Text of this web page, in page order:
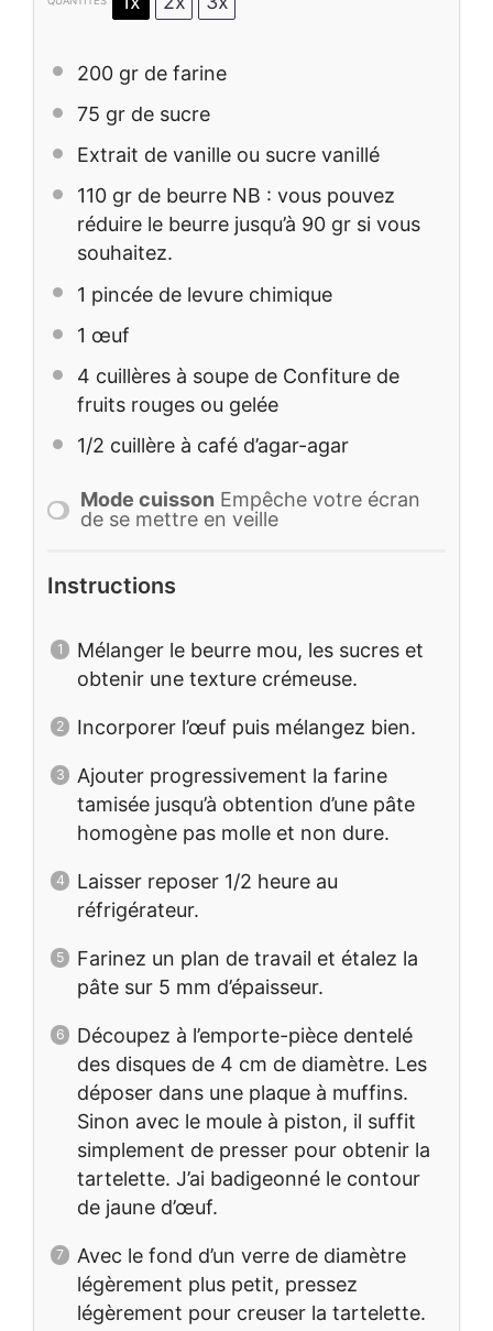
200 gr de farine
75 gr de sucre
Extrait de vanille ou sucre vanillé
110 gr de beurre NB : vous pouvez
réduire le beurre jusqu’à 90 gr si vous
souhaitez.
1 pincée de levure chimique
1 œuf
4 cuillères à soupe de Confiture de
fruits rouges ou gelée
1/2 cuillère à café d’agar-agar
Mode cuisson Empêche votre écran
de se mettre en veille
Instructions
Mélanger le beurre mou, les sucres et
obtenir une texture crémeuse.
Incorporer l’œuf puis mélangez bien.
Ajouter progressivement la farine
tamisée jusqu’à obtention d’une pâte
homogène pas molle et non dure.
Laisser reposer 1/2 heure au
réfrigérateur.
Farinez un plan de travail et étalez la
pâte sur 5 mm d’épaisseur.
Découpez à l’emporte-pièce dentelé
des disques de 4 cm de diamètre. Les
déposer dans une plaque à muffins.
Sinon avec le moule à piston, il suffit
simplement de presser pour obtenir la
tartelette. J’ai badigeonné le contour
de jaune d’œuf.
Avec le fond d’un verre de diamètre
légèrement plus petit, pressez
légèrement pour creuser la tartelette.